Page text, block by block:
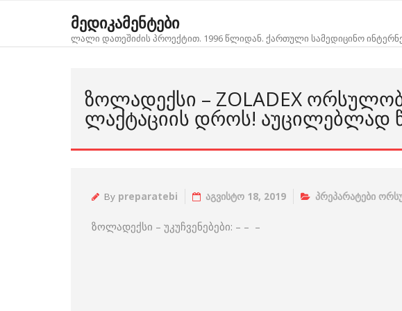
მედიკამენტები
ლალი დათეშიძის პროექტით. 1996 წლიდან. ქართული სამედიცინო
ᲖᲝᲚᲐᲓᲔᲥᲡᲘ – ZOLADEX
ᲚᲐᲥᲢᲐᲪᲘᲘᲡ ᲓᲠᲝᲡ! ᲐᲣᲪᲘᲚᲔᲑᲚᲐᲓ
By preparatebi აგვისტო 18, 2019 პრეპარატები
ზოლადექსი – უკუჩვენებები: – – –